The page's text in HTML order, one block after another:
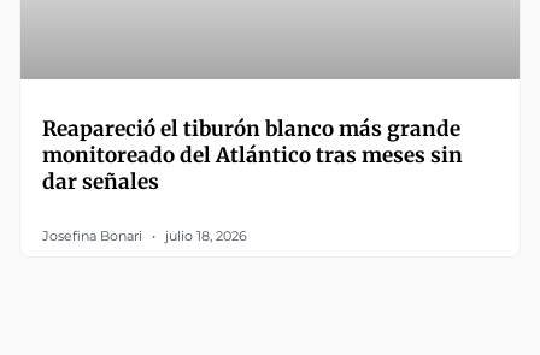
Reapareció el tiburón blanco más grande
monitoreado del Atlántico tras meses sin
dar señales
Josefina Bonari julio 18, 2026